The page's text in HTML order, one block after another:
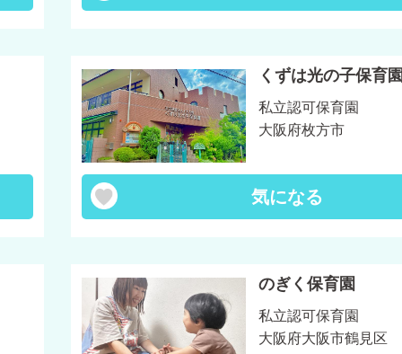
くずは光の子保育
私立認可保育園
大阪府枚方市
気になる
のぎく保育園
私立認可保育園
大阪府大阪市鶴見区